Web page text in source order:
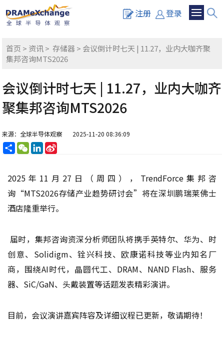
注册 登录
首页 > 资讯>存储器> 会议倒计时七天 | 11.27，业内大咖齐聚
集邦咨询MTS2026
会议倒计时七天 | 11.27，业内大咖齐
聚集邦咨询MTS2026
来源：全球半导体观察 2025-11-20 08:36:09
分
享
WeChatLinkedIn
2025年11月27日（周四），TrendForce集邦咨
询“MTS2026存储产业趋势研讨会”将在深圳鹏瑞莱佛士
酒店隆重举行。
届时，集邦咨询资深分析师团队将携手英特尔、华为、时
创意、Solidigm、铨兴科技、欧康诺科技等业内知名厂
商，围绕AI时代，晶圆代工、DRAM、NAND Flash、服务
器、SiC/GaN、头戴装置等话题发表精彩演讲。
目前，会议演讲嘉宾阵容及详细议程已更新，敬请期待！